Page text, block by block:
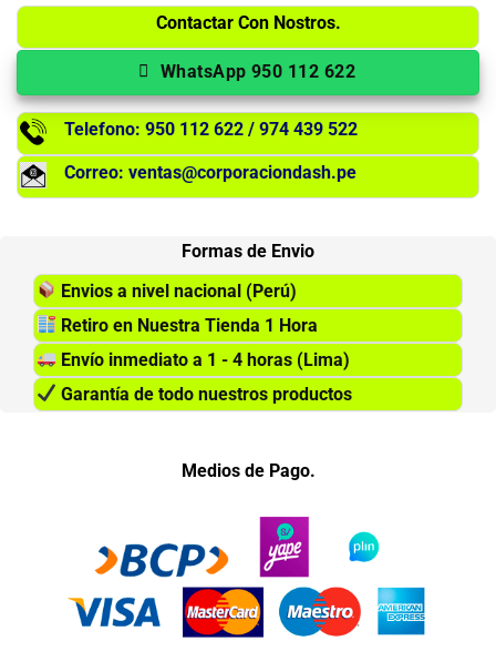
Contactar Con Nostros.
WhatsApp 950 112 622
Telefono: 950 112 622 / 974 439 522
Correo: ventas@corporaciondash.pe
Formas de Envio
Envios a nivel nacional (Perú)
Retiro en Nuestra Tienda 1 Hora
Envío inmediato a 1 - 4 horas (Lima)
Garantía de todo nuestros productos
Medios de Pago.